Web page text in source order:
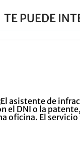
TE PUEDE